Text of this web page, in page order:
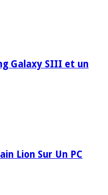
Galaxy SIII et un
Lion Sur Un PC